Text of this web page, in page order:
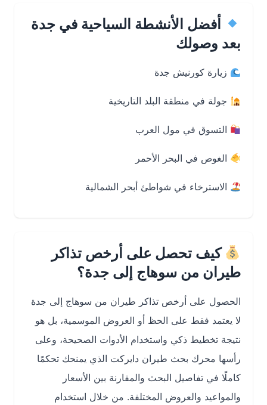
أفضل الأنشطة السياحية في جدة
بعد وصولك
زيارة كورنيش جدة
جولة في منطقة البلد التاريخية
التسوق في مول العرب
الغوص في البحر الأحمر
الاسترخاء في شواطئ أبحر الشمالية
كيف تحصل على أرخص تذاكر
طيران من سوهاج إلى جدة؟
الحصول على أرخص تذاكر طيران من سوهاج إلى جدة
لا يعتمد فقط على الحظ أو العروض الموسمية، بل هو
نتيجة تخطيط ذكي واستخدام الأدوات الصحيحة، وعلى
رأسها محرك بحث طيران دايركت الذي يمنحك تحكمًا
كاملًا في تفاصيل البحث والمقارنة بين الأسعار
والمواعيد والعروض المختلفة. من خلال استخدام